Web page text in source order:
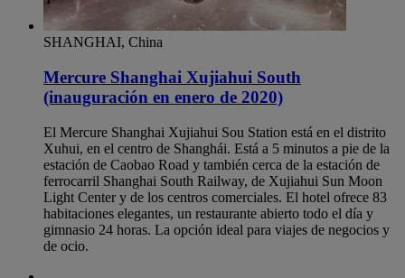
SHANGHAI, China
Mercure Shanghai Xujiahui South
(inauguración en enero de 2020)
El Mercure Shanghai Xujiahui Sou Station está en el distrito
Xuhui, en el centro de Shanghái. Está a 5 minutos a pie de la
estación de Caobao Road y también cerca de la estación de
ferrocarril Shanghai South Railway, de Xujiahui Sun Moon
Light Center y de los centros comerciales. El hotel ofrece 83
habitaciones elegantes, un restaurante abierto todo el día y
gimnasio 24 horas. La opción ideal para viajes de negocios y
de ocio.